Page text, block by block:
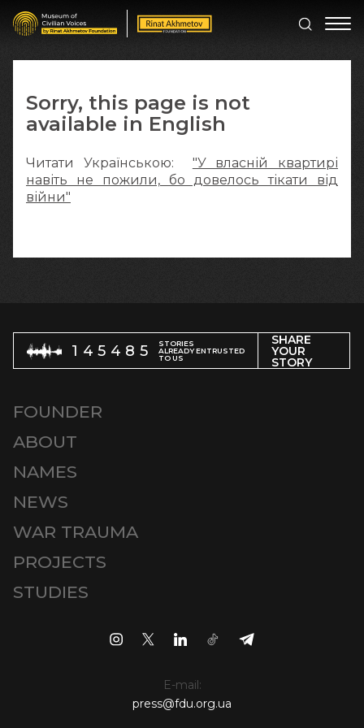
Sorry, this page is not
available in English
Читати Українською: "У власній квартирі
навіть не пожили, бо довелось тікати від
війни"
145485
STORIES
ALREADY ENTRUSTED
TO US
SHARE
YOUR
STORY
FOUNDER
ABOUT
NAMES
NEWS
WAR TRAUMA
PROJECTS
STUDIES
E-mail:
press@fdu.org.ua